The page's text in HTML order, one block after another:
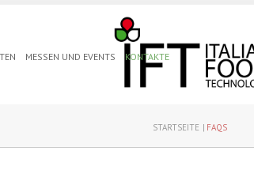
MESSEN UND EVENTS KONTAKTE
STARTSEITE FAQS